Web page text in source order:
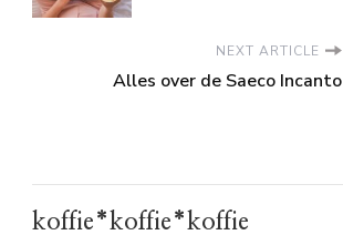
NEXT ARTICLE
Alles over de Saeco Incanto
koffie*koffie*koffie